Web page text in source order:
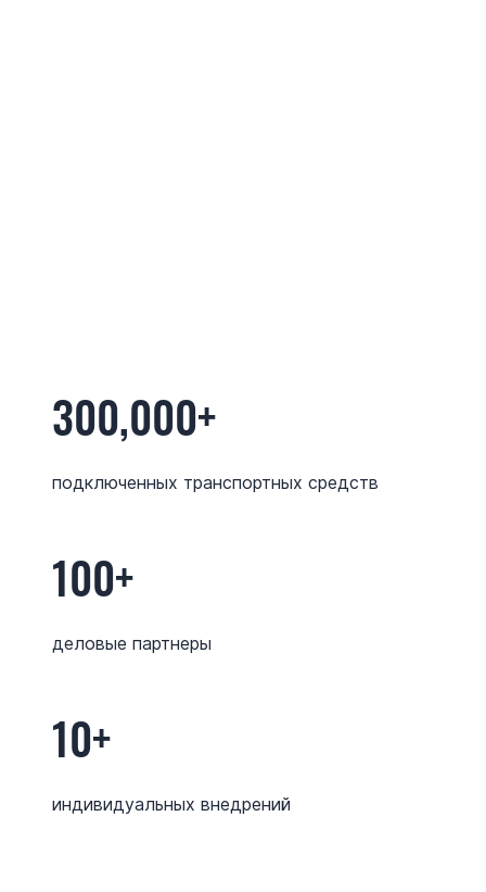
300,000+
подключенных транспортных средств
100+
деловые партнеры
10+
индивидуальных внедрений